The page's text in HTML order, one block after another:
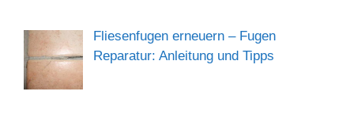
Fliesenfugen erneuern – Fugen
Reparatur: Anleitung und Tipps